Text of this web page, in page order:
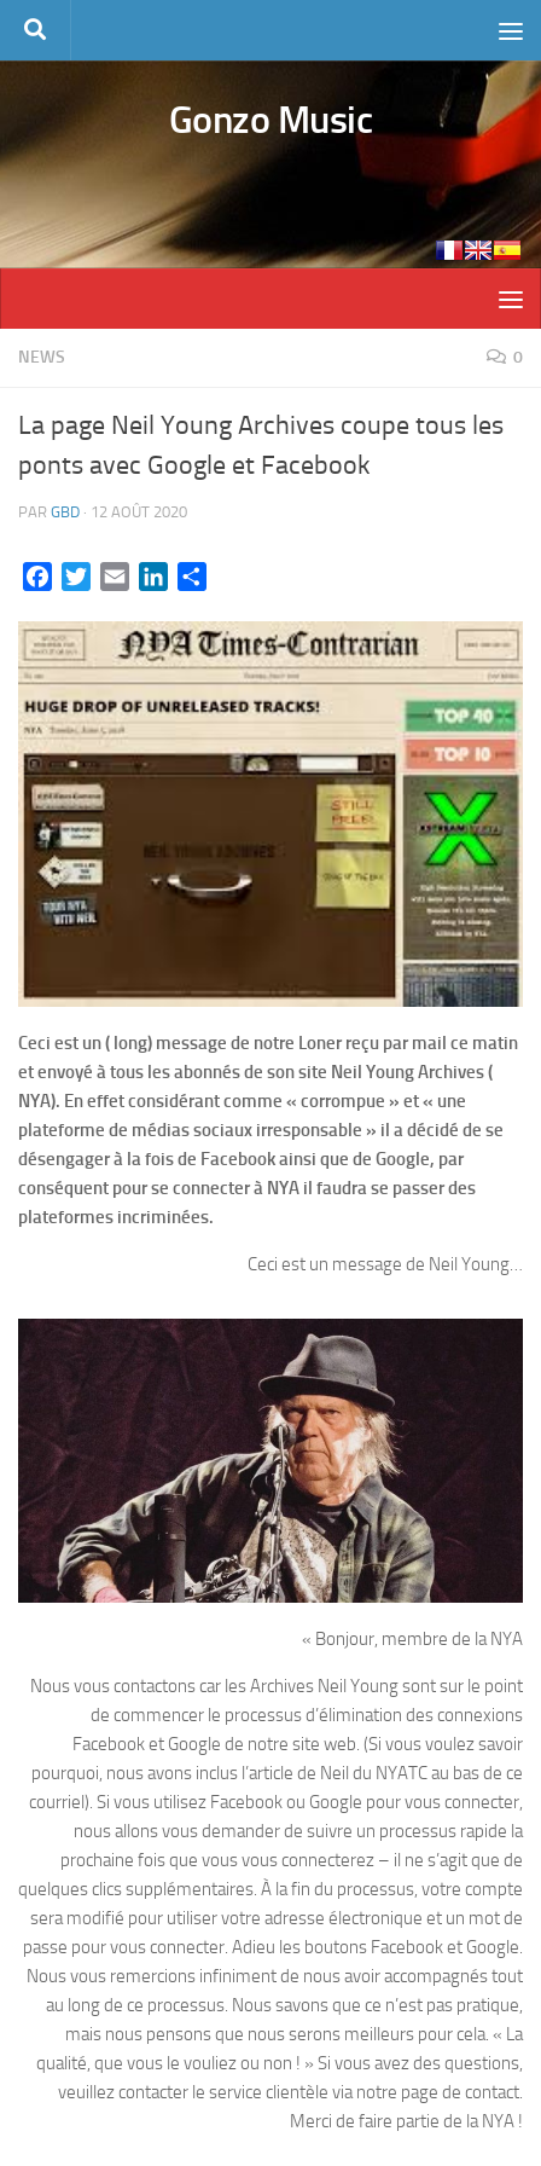
Skip to content
Gonzo Music
NEWS 0
La page Neil Young Archives coupe tous les
ponts avec Google et Facebook
PAR GBD · 12 AOÛT 2020
FacebookTwitterEmail LinkedIn
Ceci est un ( long) message de notre Loner reçu par mail ce matin
et envoyé à tous les abonnés de son site Neil Young Archives (
NYA). En effet considérant comme « corrompue » et « une
plateforme de médias sociaux irresponsable » il a décidé de se
désengager à la fois de Facebook ainsi que de Google, par
conséquent pour se connecter à NYA il faudra se passer des
plateformes incriminées.
Ceci est un message de Neil Young…
« Bonjour, membre de la NYA
Nous vous contactons car les Archives Neil Young sont sur le point
de commencer le processus d’élimination des connexions
Facebook et Google de notre site web. (Si vous voulez savoir
pourquoi, nous avons inclus l’article de Neil du NYATC au bas de ce
courriel). Si vous utilisez Facebook ou Google pour vous connecter,
nous allons vous demander de suivre un processus rapide la
prochaine fois que vous vous connecterez – il ne s’agit que de
quelques clics supplémentaires. À la fin du processus, votre compte
sera modifié pour utiliser votre adresse électronique et un mot de
passe pour vous connecter. Adieu les boutons Facebook et Google.
Nous vous remercions infiniment de nous avoir accompagnés tout
au long de ce processus. Nous savons que ce n’est pas pratique,
mais nous pensons que nous serons meilleurs pour cela. « La
qualité, que vous le vouliez ou non ! » Si vous avez des questions,
veuillez contacter le service clientèle via notre page de contact.
Merci de faire partie de la NYA !